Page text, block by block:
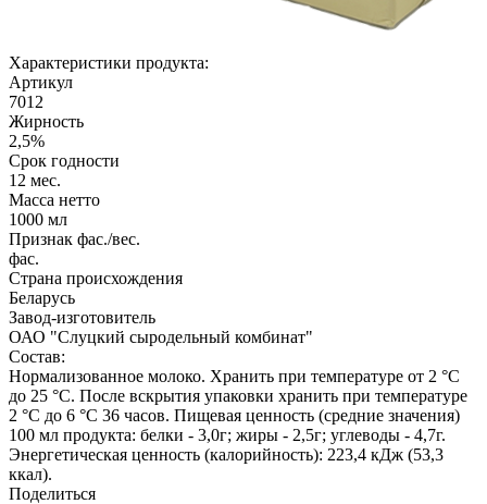
Характеристики продукта:
Артикул
7012
Жирность
2,5%
Срок годности
12 мес.
Масса нетто
1000 мл
Признак фас./вес.
фас.
Страна происхождения
Беларусь
Завод-изготовитель
ОАО "Слуцкий сыродельный комбинат"
Состав:
Нормализованное молоко. Хранить при температуре от 2 °С
до 25 °С. После вскрытия упаковки хранить при температуре
2 °С до 6 °С 36 часов. Пищевая ценность (средние значения)
100 мл продукта: белки - 3,0г; жиры - 2,5г; углеводы - 4,7г.
Энергетическая ценность (калорийность): 223,4 кДж (53,3
ккал).
Поделиться